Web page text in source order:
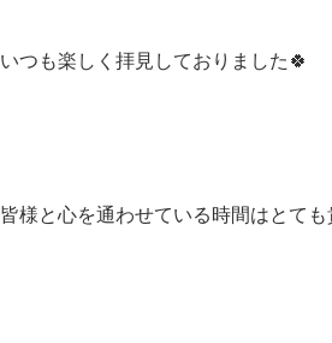
いつも楽しく拝見しておりました🍀
皆様と心を通わせている時間はとても